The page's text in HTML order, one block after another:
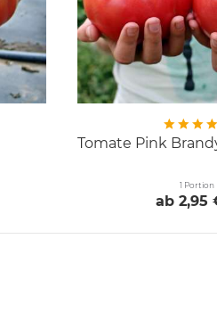
Tomate Pink
1 Portion
ab 2,95